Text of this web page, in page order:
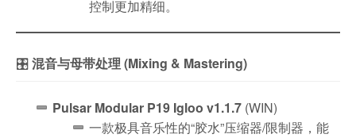
控制更加精细。
🎛️混音与母带处理 (Mixing & Mastering)
Pulsar Modular P19 Igloo v1.1.7 (WIN)
一款极具音乐性的“胶水”压缩器/限制器，能